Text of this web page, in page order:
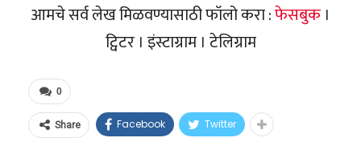
आमचे सर्व लेख मिळवण्यासाठी फॉलो करा :फेसबुक ।
ट्विटर । इंस्टाग्राम । टेलिग्राम
0
Share Facebook Twitter